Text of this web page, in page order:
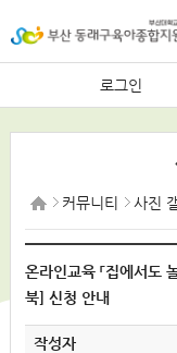
로그인
커뮤니티 사진
온라인교육 「집에서도
북] 신청 안내
작성자